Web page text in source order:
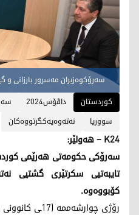
سەرۆکوەزیران مەسرور بارزانی و
کوردستان
داڤۆس2024
سووریا
نەتەوەیەکگرتووەکان
K24 – هەولێر:
سه‌رۆكی حکومەتی هەرێمی
تایبەتیی سکرتێری گشتیی
کۆبووەوە‌.